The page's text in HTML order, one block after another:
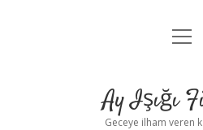
Anasayfa
Yasal
Ay Işığı
Geceye ilham veren